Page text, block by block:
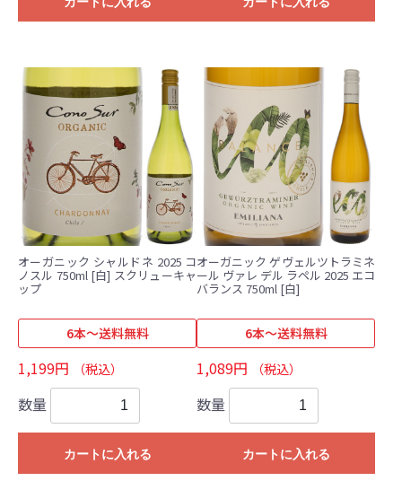
オーガニック シャルドネ 2025 コ
ノスル 750ml [白] スクリューキャ
ップ
6本～送料無料
1,199円 （税込）
数量
カートに入れる
オーガニック ゲヴェルツトラミネ
ール ヴァレ デル ラペル 2025 エコ
バランス 750ml [白]
6本～送料無料
1,089円 （税込）
数量
カートに入れる